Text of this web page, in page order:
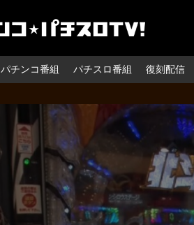
パチンコ番組 パチスロ番組 復刻配信